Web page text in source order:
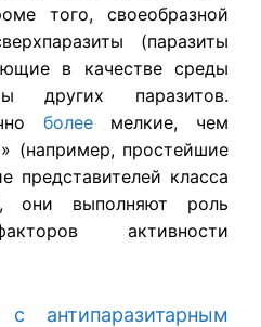
того, своеобразной
(паразиты
в качестве среды
других паразитов.
болеемелкие, чем
(например, простейшие
представителей класса
они выполняют роль
активности
антипаразитарным